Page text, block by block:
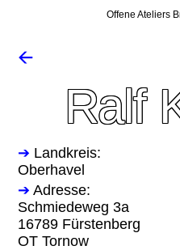
Offene Ateliers
🡨
Ralf
➔ Landkreis:
Oberhavel
➔ Adresse:
Schmiedeweg 3a
16789 Fürstenberg
OT Tornow